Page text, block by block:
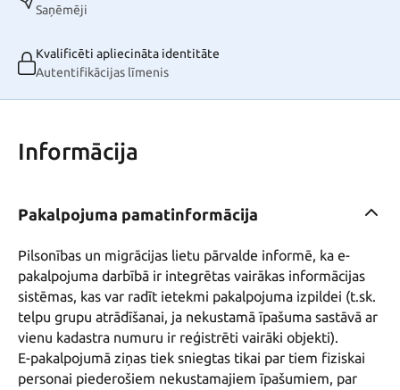
Saņēmēji
Kvalificēti apliecināta identitāte
Autentifikācijas līmenis
Informācija
Pakalpojuma pamatinformācija
Pilsonības un migrācijas lietu pārvalde informē, ka e-
pakalpojuma darbībā ir integrētas vairākas informācijas
sistēmas, kas var radīt ietekmi pakalpojuma izpildei (t.sk.
telpu grupu atrādīšanai, ja nekustamā īpašuma sastāvā ar
vienu kadastra numuru ir reģistrēti vairāki objekti).
E-pakalpojumā ziņas tiek sniegtas tikai par tiem fiziskai
personai piederošiem nekustamajiem īpašumiem, par